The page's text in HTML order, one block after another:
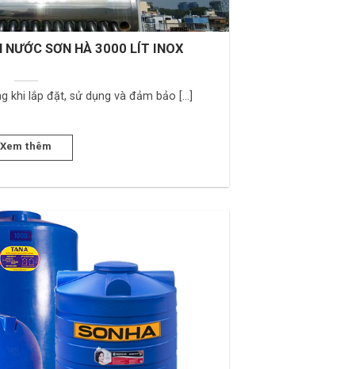
SƠN HÀ 3000 LÍT INOX
khi lắp đặt, sử dụng và đảm bảo [...]
Xem thêm